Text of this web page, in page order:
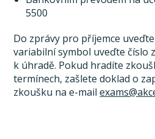
5500
Do zprávy pro příjemce
variabilní symbol uveďte číslo
k úhradě. Pokud hradíte
termínech, zašlete doklad o
zkoušku na e-mail